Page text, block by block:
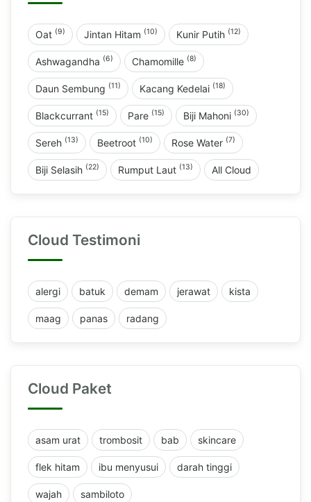
Oat (9) Jintan Hitam (10) Kunir Putih (12)
Ashwagandha (6) Chamomille (8)
Daun Sembung (11) Kacang Kedelai (18)
Blackcurrant (15) Pare (15) Biji Mahoni (30)
Sereh (13) Beetroot (10) Rose Water (7)
Biji Selasih (22) Rumput Laut (13) All Cloud
Cloud Testimoni
alergi batuk demam jerawat kista
maag panas radang
Cloud Paket
asam urat trombosit bab skincare
flek hitam ibu menyusui darah tinggi
wajah sambiloto